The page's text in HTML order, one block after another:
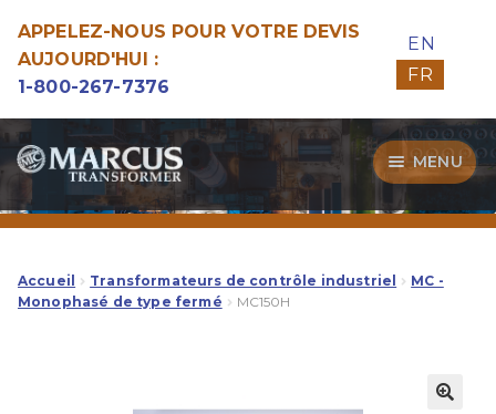
APPELEZ-NOUS POUR VOTRE DEVIS
AUJOURD'HUI :
1-800-267-7376
EN
FR
Aller
à
la
navigation
Aller
au
contenu
MENU
Transformateurs
Guide d’Achat
Notre Qualité
Accueil Transformateurs de contrôle industriel
MC -
Monophasé de type fermé
MC150H